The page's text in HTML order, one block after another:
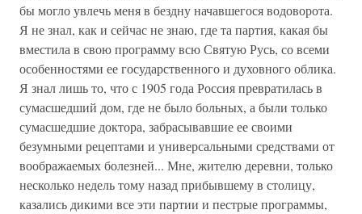
бы могло увлечь меня в бездну начавшегося водоворота.
Я не знал, как и сейчас не знаю, где та партия, какая бы
вместила в свою программу всю Святую Русь, со всеми
особенностями ее государственного и духовного облика.
Я знал лишь то, что с 1905 года Россия превратилась в
сумасшедший дом, где не было больных, а были только
сумасшедшие доктора, забрасывавшие ее своими
безумными рецептами и универсальными средствами от
воображаемых болезней... Мне, жителю деревни, только
несколько недель тому назад прибывшему в столицу,
казались дикими все эти партии и пестрые программы,